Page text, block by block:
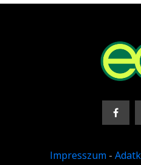
Impresszum -